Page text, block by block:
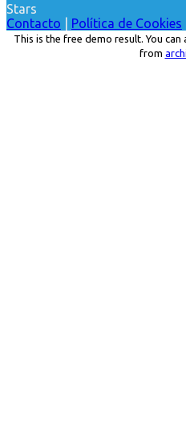
Stars
Contacto
Política de Cookies
This is the free demo result. You can
from